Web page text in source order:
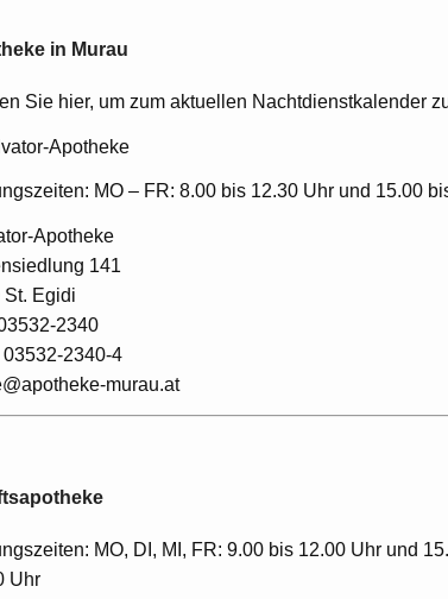
in Murau
Sie hier, um zum aktuellen Nachtdienstkalender
Apotheke
MO – FR: 8.00 bis 12.30 Uhr und 15.00
Apotheke
141
St. Egidi
2340
03532-2340-4
murau.at
MO, DI, MI, FR: 9.00 bis 12.00 Uhr und
Uhr